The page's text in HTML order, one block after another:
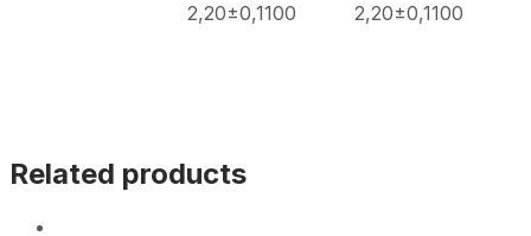
2,20±0,1100
2,20±0,1100
Related products